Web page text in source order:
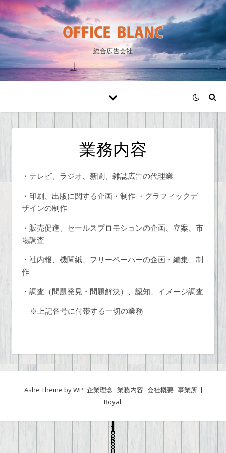
総合広告会社
業務内容
・テレビ、ラジオ、新聞、雑誌広告の代理業
・印刷、出版に関する企画・制作 ・グラフィックデ
ザインの制作
・販売促進、セールスプロモションの企画、立案、市
場調査
・社内報、機関紙、フリーペーパーの企画・編集、制
作
・調査（問題発見・問題解決）、認知、イメージ調査
※上記各号に付帯する一切の業務
企業理念 業務内容 会社概要 事業所
Ashe Theme byWP
Royal.